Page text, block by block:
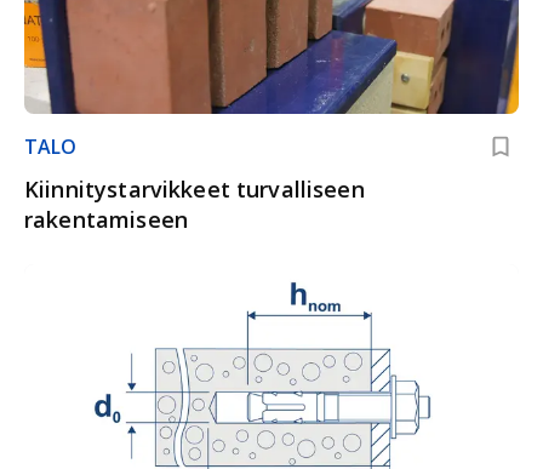
TALO
Kiinnitystarvikkeet turvalliseen
rakentamiseen